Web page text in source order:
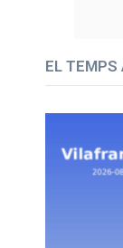
EL TEMPS